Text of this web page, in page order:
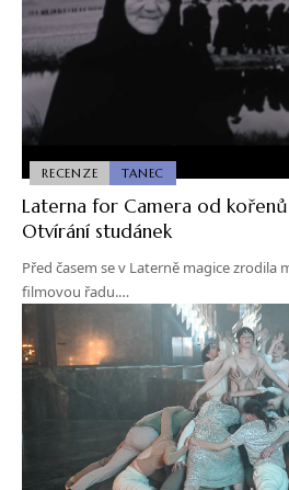
RECENZE TANEC
Laterna for Camera od kořenů
Otvírání studánek
Před časem se v Laterně magice zrodila
filmovou řadu.…